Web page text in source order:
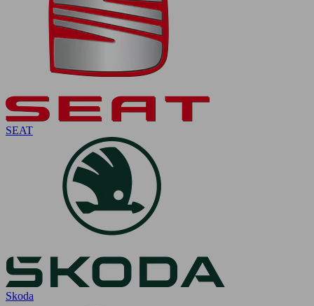
SEAT
Skoda